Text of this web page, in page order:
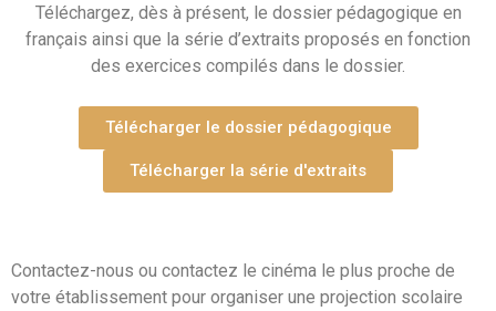
Téléchargez, dès à présent, le dossier pédagogique en
français ainsi que la série d’extraits proposés en fonction
des exercices compilés dans le dossier.
Télécharger le dossier pédagogique
Télécharger la série d'extraits
Contactez-nous ou contactez le cinéma le plus proche de
votre établissement pour organiser une projection scolaire